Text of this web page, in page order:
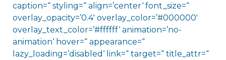
caption=“ styling=“ align=’center‘ font_size=“
overlay_opacity=’0.4′ overlay_color=’#000000′
overlay_text_color=’#ffffff‘ animation=’no-
animation‘ hover=“ appearance=“
lazy_loading=’disabled‘ link=“ target=“ title_attr=“